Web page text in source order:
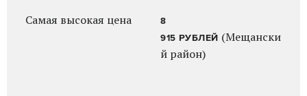
Самая высокая цена
8
915 РУБЛЕЙ (Мещански
й район)